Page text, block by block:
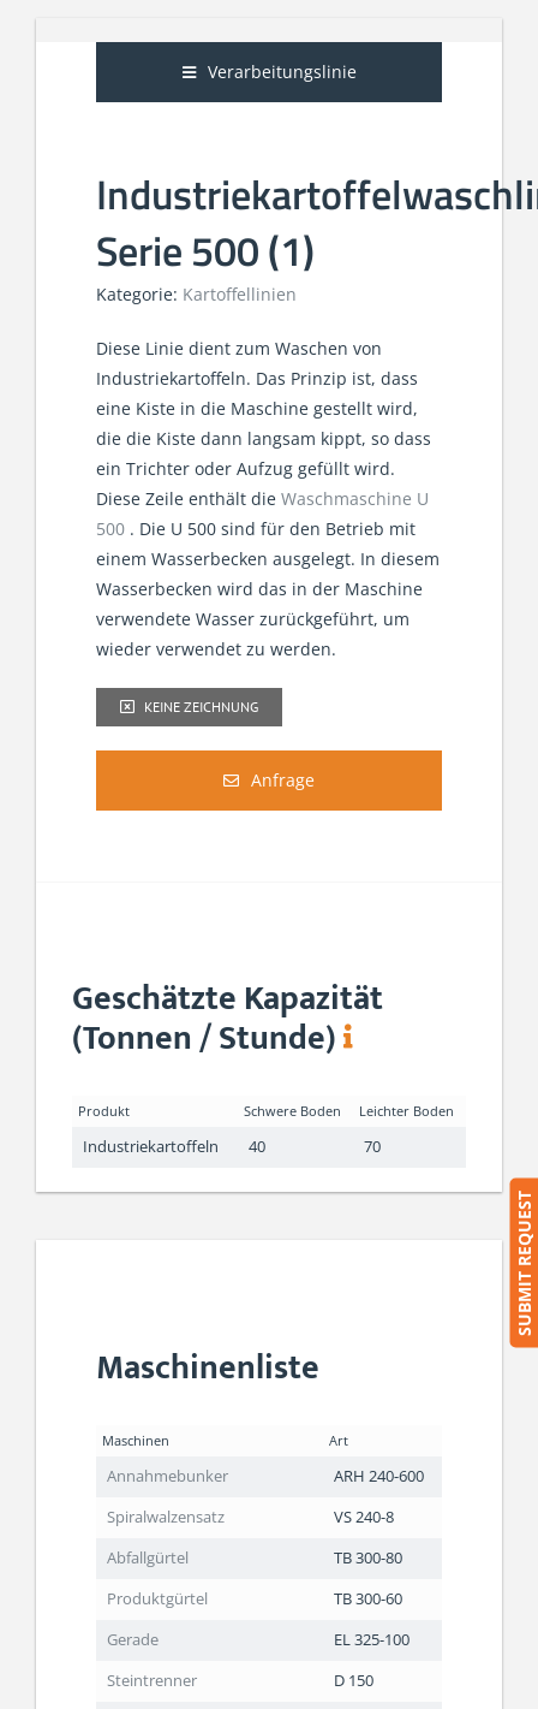
Verarbeitungslinie
Serie 500 (1)
Kategorie: Kartoffellinien
Diese Linie dient zum Waschen von
Industriekartoffeln. Das Prinzip ist, dass
eine Kiste in die Maschine gestellt wird,
die die Kiste dann langsam kippt, so dass
ein Trichter oder Aufzug gefüllt wird.
Diese Zeile enthält die Waschmaschine U
500 . Die U 500 sind für den Betrieb mit
einem Wasserbecken ausgelegt. In diesem
Wasserbecken wird das in der Maschine
verwendete Wasser zurückgeführt, um
wieder verwendet zu werden.
KEINE ZEICHNUNG
Anfrage
Geschätzte Kapazität
(Tonnen / Stunde)
Produkt Schwere Boden Leichter Boden
Industriekartoffeln 40 70
Maschinenliste
Maschinen Art
Annahmebunker
ARH 240-600
Spiralwalzensatz
VS 240-8
Abfallgürtel
TB 300-80
Produktgürtel
TB 300-60
Gerade
EL 325-100
Steintrenner
D 150
SUBMIT REQUEST